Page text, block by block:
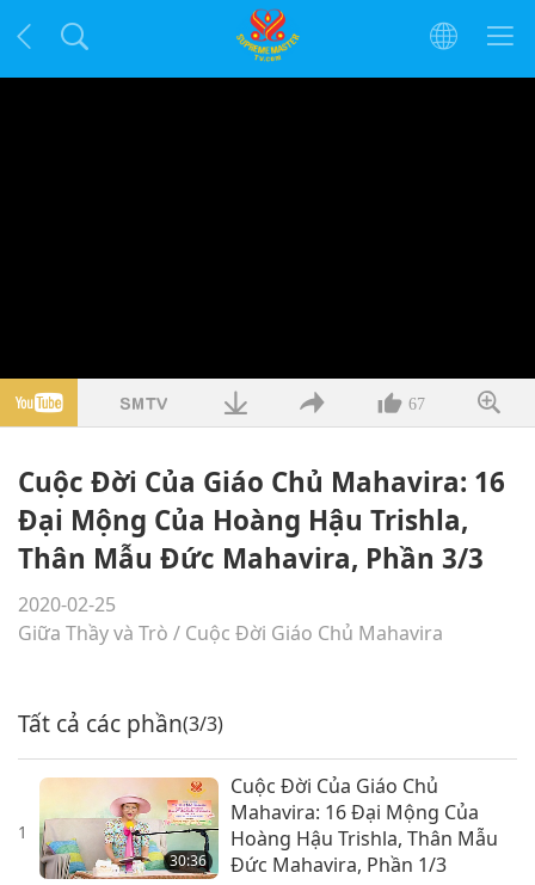
67
Cuộc Đời Của Giáo Chủ Mahavira: 16
Đại Mộng Của Hoàng Hậu Trishla,
Thân Mẫu Đức Mahavira, Phần 3/3
2020-02-25
Giữa Thầy và Trò / Cuộc Đời Giáo Chủ Mahavira
Tất cả các phần(3/3)
1
30:36
Cuộc Đời Của Giáo Chủ
Mahavira: 16 Đại Mộng Của
Hoàng Hậu Trishla, Thân Mẫu
Đức Mahavira, Phần 1/3